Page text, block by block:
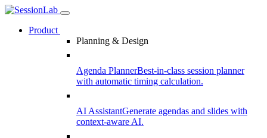
Product
Planning & Design
Agenda PlannerBest-in-class session planner
with automatic timing calculation.
AI AssistantGenerate agendas and slides with
context-aware AI.